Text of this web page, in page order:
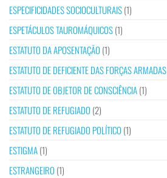
ESPECIFICIDADES SOCIOCULTURAIS(1)
ESPETÁCULOS TAUROMÁQUICOS(1)
ESTATUTO DA APOSENTAÇÃO (1)
ESTATUTO DE DEFICIENTE DAS FORÇAS ARMADAS
ESTATUTO DE OBJETOR DE CONSCIÊNCIA(1)
ESTATUTO DE REFUGIADO (2)
ESTATUTO DE REFUGIADO POLÍTICO (1)
ESTIGMA(1)
ESTRANGEIRO (1)